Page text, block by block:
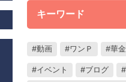
キーワード
動画 ワンＰ 華金
イベント ブログ